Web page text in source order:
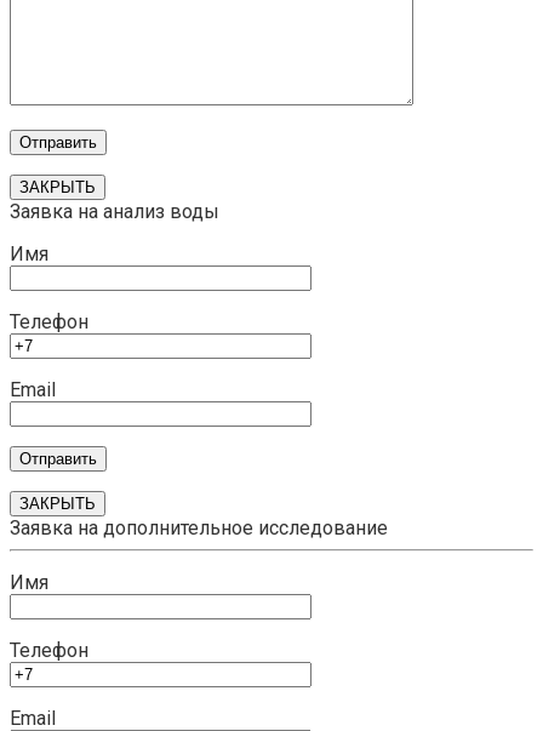
ЗАКРЫТЬ
Заявка на анализ воды
Имя
Телефон
Email
ЗАКРЫТЬ
Заявка на дополнительное исследование
Имя
Телефон
Email